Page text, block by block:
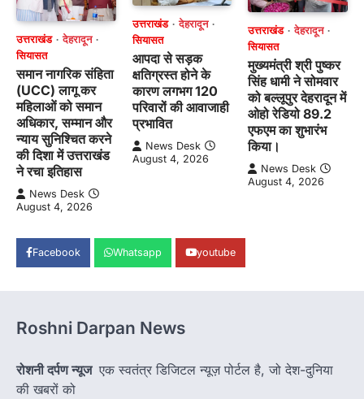
उत्तराखंड
देहरादून
सियासत
समान नागरिक संहिता
(UCC) लागू कर
महिलाओं को समान
अधिकार, सम्मान और
न्याय सुनिश्चित करने
की दिशा में उत्तराखंड
ने रचा इतिहास
News Desk
August 4, 2026
उत्तराखंड
देहरादून
सियासत
आपदा से सड़क
क्षतिग्रस्त होने के
कारण लगभग 120
परिवारों की आवाजाही
प्रभावित
News Desk
August 4, 2026
उत्तराखंड
देहरादून
सियासत
मुख्यमंत्री श्री पुष्कर
सिंह धामी ने सोमवार
को बल्लूपुर देहरादून में
ओहो रेडियो 89.2
एफएम का शुभारंभ
किया।
News Desk
August 4, 2026
Facebook Whatsapp youtube
Roshni Darpan News
रोशनी दर्पण न्यूज एक स्वतंत्र डिजिटल न्यूज़ पोर्टल है, जो देश-दुनिया
की खबरों को